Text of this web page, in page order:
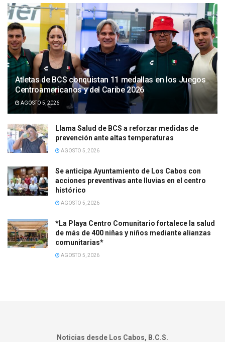
Atletas de BCS conquistan 11 medallas en los Juegos
Centroamericanos y del Caribe 2026
AGOSTO 5, 2026
Llama Salud de BCS a reforzar medidas de
prevención ante altas temperaturas
AGOSTO 5, 2026
Se anticipa Ayuntamiento de Los Cabos con
acciones preventivas ante lluvias en el centro
histórico
AGOSTO 5, 2026
*La Playa Centro Comunitario fortalece la salud
de más de 400 niñas y niños mediante alianzas
comunitarias*
AGOSTO 5, 2026
Noticias desde Los Cabos, B.C.S.